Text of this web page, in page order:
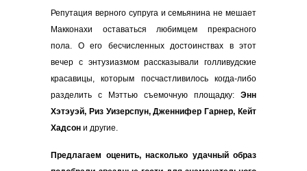
Репутация верного супруга и семьянина не мешает
Макконахи оставаться любимцем прекрасного
пола. О его бесчисленных достоинствах в этот
вечер с энтузиазмом рассказывали голливудские
красавицы, которым посчастливилось когда-либо
разделить с Мэттью съемочную площадку: Энн
Хэтэуэй, Риз Уизерспун, Дженнифер Гарнер, Кейт
Хадсон и другие.
Предлагаем оценить, насколько удачный образ